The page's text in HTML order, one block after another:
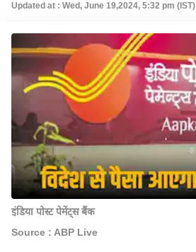
Updated at : Wed, June 19,2024, 5:32 pm (IST)
इंडिया पोस्ट पेमेंट्स बैंक
Source : ABP Live